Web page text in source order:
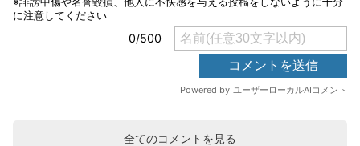
全てのコメントを見る